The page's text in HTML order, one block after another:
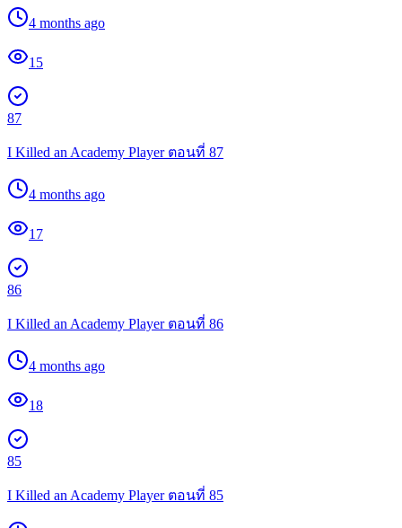
4 months ago
15
87
I Killed an Academy Player ตอนที่ 87
4 months ago
17
86
I Killed an Academy Player ตอนที่ 86
4 months ago
18
85
I Killed an Academy Player ตอนที่ 85